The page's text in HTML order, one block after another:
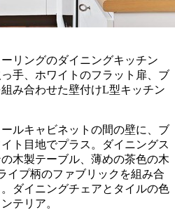
リングのダイニングキッチン
手、ホワイトのフラット扉、ブ
み合わせた壁付けL型キッチン
ルキャビネットの間の壁に、ブ
ト目地でプラス。ダイニングス
木製テーブル、薄めの茶色の木
イプ柄のファブリックを組み合
ダイニングチェアとタイルの色
テリア。